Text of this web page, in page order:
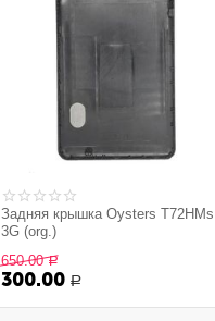
Задняя крышка Oysters T72HMs
3G (org.)
650.00 Р
300.00 Р